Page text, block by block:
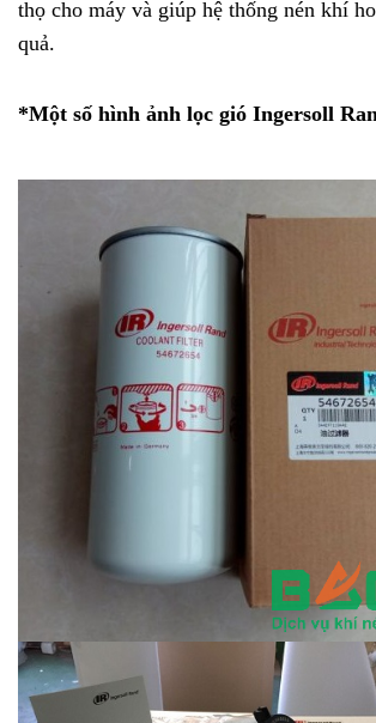
thọ cho máy và giúp hệ thống nén khí
quả.
*Một số hình ảnh lọc gió Ingersoll